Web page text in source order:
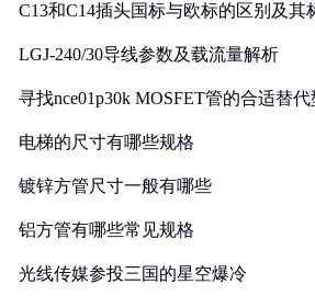
C13和C14插头国标与欧标的区别及其
LGJ-240/30导线参数及载流量解析
寻找nce01p30k MOSFET管的合适替
电梯的尺寸有哪些规格
镀锌方管尺寸一般有哪些
铝方管有哪些常见规格
光线传媒参投三国的星空爆冷